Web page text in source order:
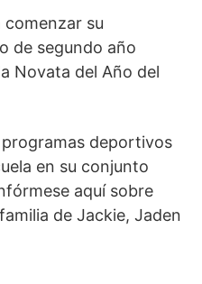
comenzar su
de segundo año
Novata del Año del
deportivos
en su conjunto
aquí sobre
de Jackie, Jaden